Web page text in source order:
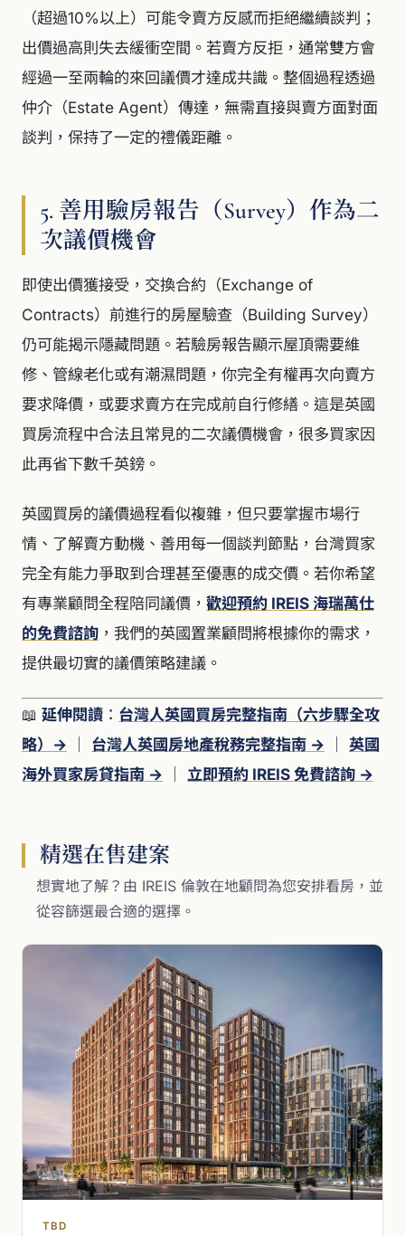
（超過10%以上）可能令賣方反感而拒絕繼續談判；
出價過高則失去緩衝空間。若賣方反拒，通常雙方會
經過一至兩輪的來回議價才達成共識。整個過程透過
仲介（Estate Agent）傳達，無需直接與賣方面對面
談判，保持了一定的禮儀距離。
5. 善用驗房報告（Survey）作為二
次議價機會
即使出價獲接受，交換合約（Exchange of
Contracts）前進行的房屋驗查（Building Survey）
仍可能揭示隱藏問題。若驗房報告顯示屋頂需要維
修、管線老化或有潮濕問題，你完全有權再次向賣方
要求降價，或要求賣方在完成前自行修繕。這是英國
買房流程中合法且常見的二次議價機會，很多買家因
此再省下數千英鎊。
英國買房的議價過程看似複雜，但只要掌握市場行
情、了解賣方動機、善用每一個談判節點，台灣買家
完全有能力爭取到合理甚至優惠的成交價。若你希望
有專業顧問全程陪同議價， 歡迎預約 IREIS 海瑞萬仕
的免費諮詢 ，我們的英國置業顧問將根據你的需求，
提供最切實的議價策略建議。
📖 延伸閱讀 ： 台灣人英國買房完整指南（六步驟全攻
略）→
台灣人英國房地產稅務完整指南 →
英國
海外買家房貸指南 →
立即預約 IREIS 免費諮詢 →
精選在售建案
想實地了解？由 IREIS 倫敦在地顧問為您安排看房，並
從容篩選最合適的選擇。
TBD